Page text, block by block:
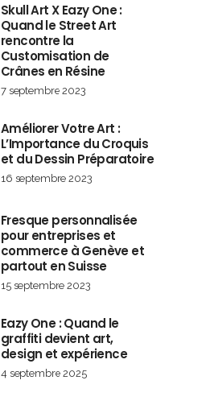
Skull Art X Eazy One :
Quand le Street Art
rencontre la
Customisation de
Crânes en Résine
7 septembre 2023
Améliorer Votre Art :
L’Importance du Croquis
et du Dessin Préparatoire
16 septembre 2023
Fresque personnalisée
pour entreprises et
commerce à Genève et
partout en Suisse
15 septembre 2023
Eazy One : Quand le
graffiti devient art,
design et expérience
4 septembre 2025